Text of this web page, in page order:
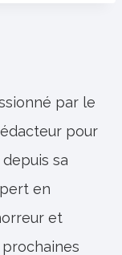
par le
pour
sa
en
et